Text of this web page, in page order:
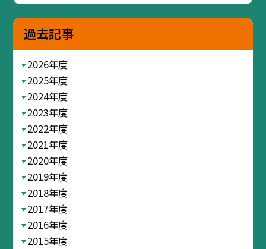
過去記事
2026年度
2025年度
2024年度
2023年度
2022年度
2021年度
2020年度
2019年度
2018年度
2017年度
2016年度
2015年度